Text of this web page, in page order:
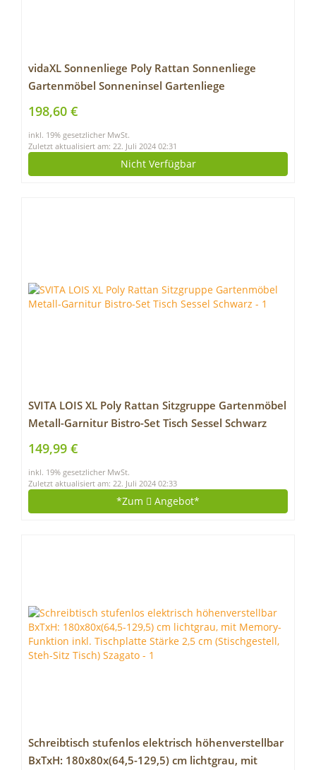
vidaXL Sonnenliege Poly Rattan Sonnenliege
Gartenmöbel Sonneninsel Gartenliege
198,60 €
inkl. 19% gesetzlicher MwSt.
Zuletzt aktualisiert am: 22. Juli 2024 02:31
Nicht Verfügbar
SVITA LOIS XL Poly Rattan Sitzgruppe Gartenmöbel
Metall-Garnitur Bistro-Set Tisch Sessel Schwarz
149,99 €
inkl. 19% gesetzlicher MwSt.
Zuletzt aktualisiert am: 22. Juli 2024 02:33
*Zum Angebot*
Schreibtisch stufenlos elektrisch höhenverstellbar
BxTxH: 180x80x(64,5-129,5) cm lichtgrau, mit